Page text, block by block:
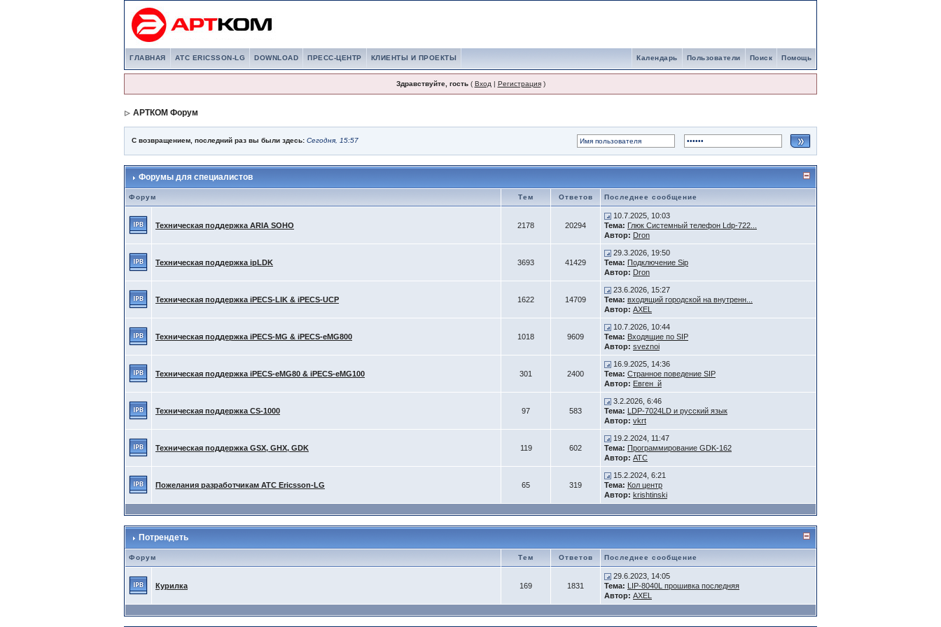
Помощь
Поиск
Пользователи
Календарь
ГЛАВНАЯ АТС ERICSSON-LG DOWNLOAD ПРЕСС-ЦЕНТР КЛИЕНТЫ И ПРОЕКТЫ
Здравствуйте, гость( Вход | Регистрация)
АРТКОМ Форум
С возвращением, последний раз вы были здесь: Сегодня, 15:57
Форумы для специалистов
Форум Тем Ответов Последнее сообщение
Техническая поддержка ARIA SOHO 2178 20294
10.7.2025, 10:03
Тема: Глюк Системный телефон Ldp-722...
Автор: Dron
Техническая поддержка ipLDK 3693 41429
29.3.2026, 19:50
Тема: Подключение Sip
Автор: Dron
Техническая поддержка iPECS-LIK & iPECS-UCP 1622 14709
23.6.2026, 15:27
Тема: входящий городской на внутренн...
Автор: AXEL
Техническая поддержка iPECS-MG & iPECS-eMG800 1018 9609
10.7.2026, 10:44
Тема: Входящие по SIP
Автор: sveznoi
Техническая поддержка iPECS-eMG80 & iPECS-eMG100 301 2400
16.9.2025, 14:36
Тема: Странное поведение SIP
Автор: Евген_й
Техническая поддержка CS-1000 97 583
3.2.2026, 6:46
Тема: LDP-7024LD и русский язык
Автор: vkrt
Техническая поддержка GSX, GHX, GDK 119 602
19.2.2024, 11:47
Тема: Программирование GDK-162
Автор: АТС
Пожелания разработчикам АТС Ericsson-LG 65 319
15.2.2024, 6:21
Тема: Кол центр
Автор: krishtinski
Потрендеть
Форум Тем Ответов Последнее сообщение
Курилка 169 1831
29.6.2023, 14:05
Тема: LIP-8040L прошивка последняя
Автор: AXEL